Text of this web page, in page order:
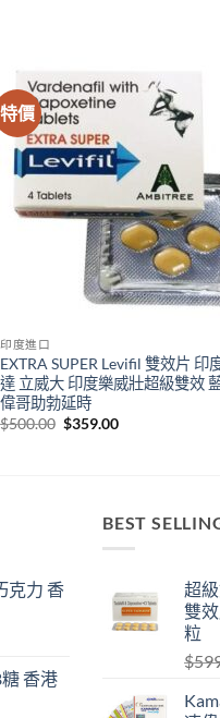
特價
印度進口
EXTRA SUPER Levifil 雙效片 印
達 立威大 印度樂威壯超級雙效
偉哥助勃延時
$500.00 Original
$359.00Current
克力 香
香港
BEST
超
雙
粒
$